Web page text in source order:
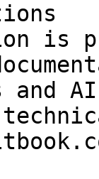
is
and